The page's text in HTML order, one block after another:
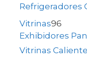
Refrigeradores
Vitrinas96
Exhibidores
Vitrinas